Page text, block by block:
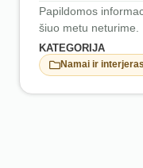
Papildomos
šiuo metu neturime.
KATEGORIJA
Namai ir interjeras